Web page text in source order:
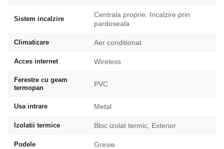
Sistem incalzire
Centrala proprie, Incalzire prin
pardoseala
Climatizare Aer conditionat
Acces internet Wireless
Ferestre cu geam
termopan
PVC
Usa intrare Metal
Izolatii termice Bloc izolat termic, Exterior
Podele Gresie